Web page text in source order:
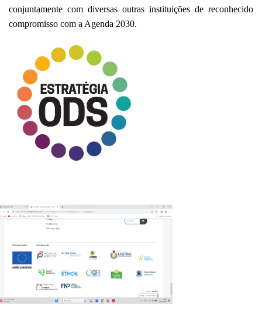
conjuntamente com diversas outras instituições de reconhecido
compromisso com a Agenda 2030.